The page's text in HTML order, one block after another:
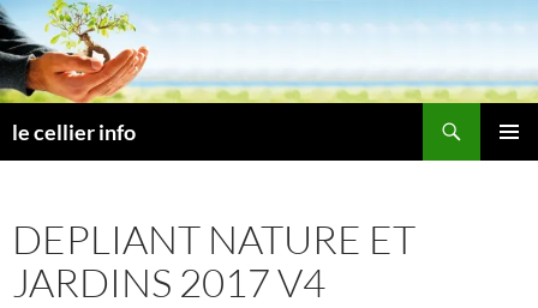
Aller
au
contenu
le cellier info
DEPLIANT NATURE ET
JARDINS 2017 V4